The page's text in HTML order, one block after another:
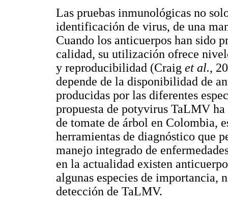
Las pruebas inmunológicas no
identificación de virus, de una
Cuando los anticuerpos han sido
calidad, su utilización ofrece
y reproducibilidad (Craig et al.,
depende de la disponibilidad de
producidas por las diferentes
propuesta de potyvirus TaLMV
de tomate de árbol en Colombia,
herramientas de diagnóstico que
manejo integrado de
en la actualidad existen
algunas especies de importancia,
detección de TaLMV.